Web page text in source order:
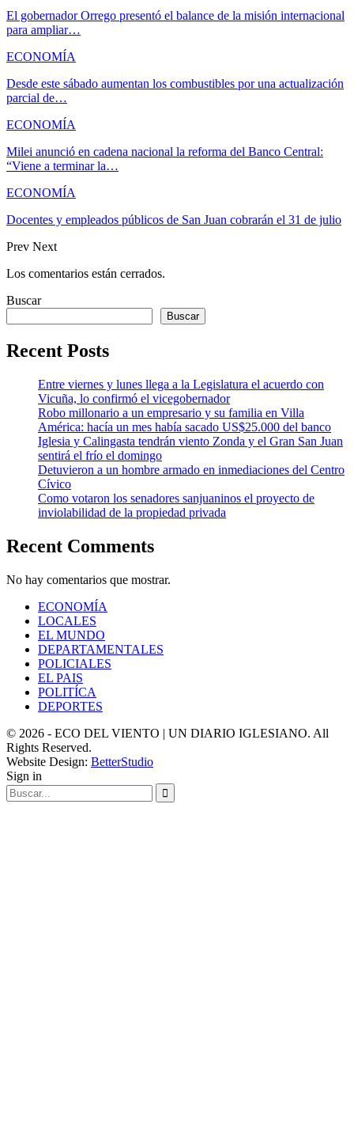
El gobernador Orrego presentó el balance de la misión internacional
para ampliar…
ECONOMÍA
Desde este sábado aumentan los combustibles por una actualización
parcial de…
ECONOMÍA
Milei anunció en cadena nacional la reforma del Banco Central:
“Viene a terminar la…
ECONOMÍA
Docentes y empleados públicos de San Juan cobrarán el 31 de julio
Prev Next
Los comentarios están cerrados.
Buscar
Buscar
Recent Posts
Entre viernes y lunes llega a la Legislatura el acuerdo con
Vicuña, lo confirmó el vicegobernador
Robo millonario a un empresario y su familia en Villa
América: hacía un mes había sacado US$25.000 del banco
Iglesia y Calingasta tendrán viento Zonda y el Gran San Juan
sentirá el frío el domingo
Detuvieron a un hombre armado en inmediaciones del Centro
Cívico
Como votaron los senadores sanjuaninos el proyecto de
inviolabilidad de la propiedad privada
Recent Comments
No hay comentarios que mostrar.
ECONOMÍA
LOCALES
EL MUNDO
DEPARTAMENTALES
POLICIALES
EL PAIS
POLITÍCA
DEPORTES
© 2026 - ECO DEL VIENTO | UN DIARIO IGLESIANO. All
Rights Reserved.
Website Design: BetterStudio
Sign in